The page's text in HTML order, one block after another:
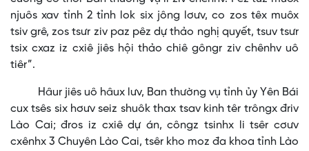
njuôs xav tỉnh 2 tỉnh lok six jông lơưv, co zos têx muôx
tsiv grê, zos tsưr ziv paz pêz dự thảo nghị quyết, tsuv tsưr
tsix cxaz iz cxiê jiês hội thảo chiê gôngr ziv chênhv uô
tiêr”.
Hâur jiês uô hâux lưv, Ban thường vụ tỉnh ủy Yên Bái
cux tsês six hơưv seiz shuôk thax tsav kinh têr trôngx đriv
Lào Cai; đros iz cxiê dự án, côngz tsinhx li tsêr cơưv
cxênhx 3 Chuyên Lào Cai, tsêr kho moz đa khoa tỉnh Lào